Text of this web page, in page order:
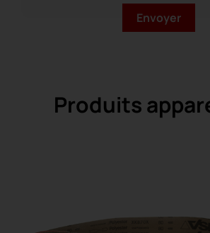
Produits